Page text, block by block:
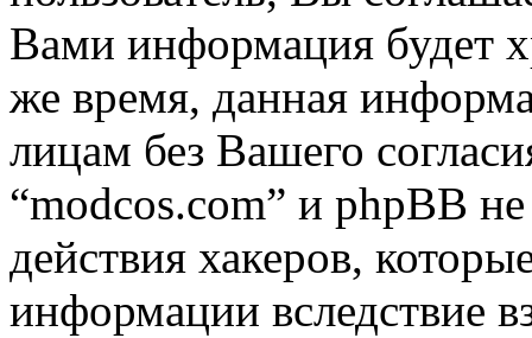
Вами информация будет
же время, данная
лицам без Вашего
“modcos.com” и phpBB не
действия хакеров,
информации вследствие